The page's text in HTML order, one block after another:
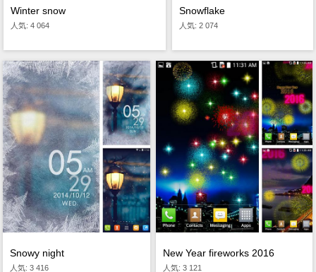
Winter snow
人気: 4 064
Snowflake
人気: 2 074
Snowy night
人気: 3 416
New Year fireworks 2016
人気: 3 121